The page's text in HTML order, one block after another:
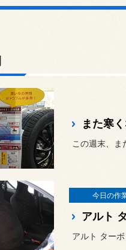
また寒
この週末、ま
今日の作
アルト
アルト ター